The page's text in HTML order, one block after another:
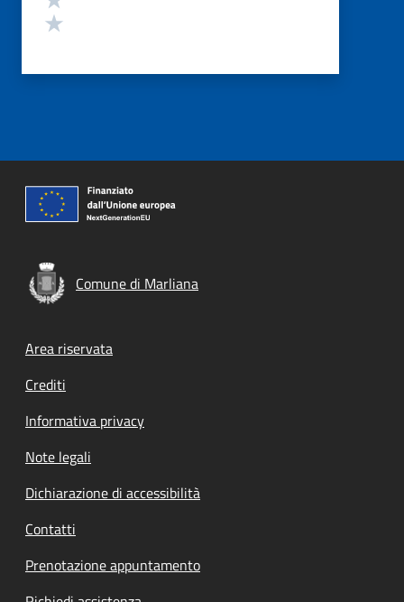
Comune di Marliana
Footer menu
Area riservata
Crediti
Informativa privacy
Note legali
Dichiarazione di accessibilità
Contatti
Prenotazione appuntamento